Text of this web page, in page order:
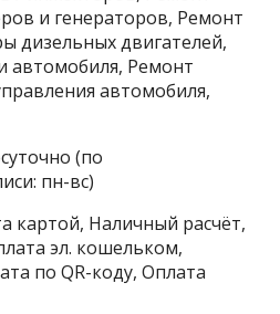
и генераторов, Ремонт
дизельных двигателей,
автомобиля, Ремонт
автомобиля,
(по
пн-вс)
картой, Наличный расчёт,
эл. кошельком,
по QR-коду, Оплата